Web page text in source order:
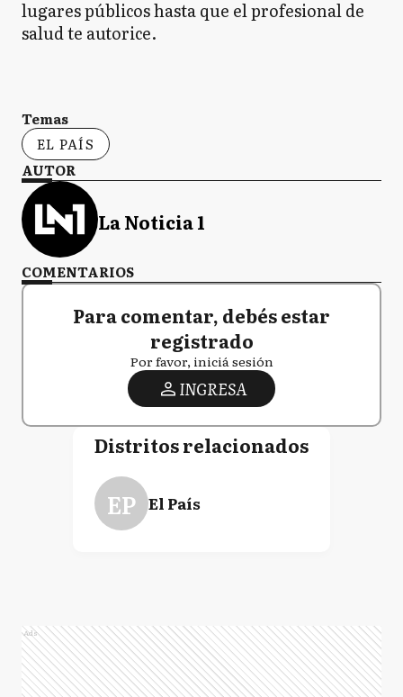
lugares públicos hasta que el profesional de
salud te autorice.
Temas
EL PAÍS
AUTOR
La Noticia 1
COMENTARIOS
Para comentar, debés estar
registrado
Por favor, iniciá sesión
INGRESA
Distritos relacionados
EP El País
Ads